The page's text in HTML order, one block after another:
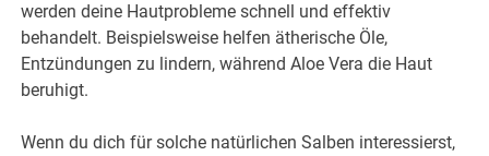
werden deine Hautprobleme schnell und effektiv
behandelt. Beispielsweise helfen ätherische Öle,
Entzündungen zu lindern, während Aloe Vera die Haut
beruhigt.
Wenn du dich für solche natürlichen Salben interessierst,